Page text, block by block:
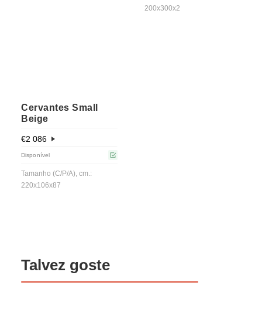
200x300x2
Cervantes Small
Beige
€2 086
Disponível
Tamanho (C/P/A), cm.:
220x106x87
Talvez goste